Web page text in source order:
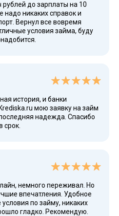
рублей до зарплаты на 10
надо никаких справок и
Вернул все вовремя
условия займа, буду
история, и банки
мою заявку на займ
надежда. Спасибо
срок.
немного переживал. Но
впечатления. Удобное
по займу, никаких
гладко. Рекомендую.